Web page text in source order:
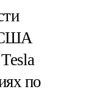
США
по